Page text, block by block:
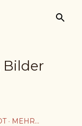
Bilder
MEHR…